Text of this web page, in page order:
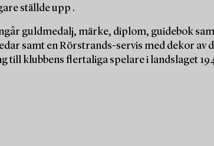
ställde upp .
guldmedalj, märke, diplom, guidebok
samt en Rörstrands-servis med dekor av
till klubbens flertaliga spelare i landslaget